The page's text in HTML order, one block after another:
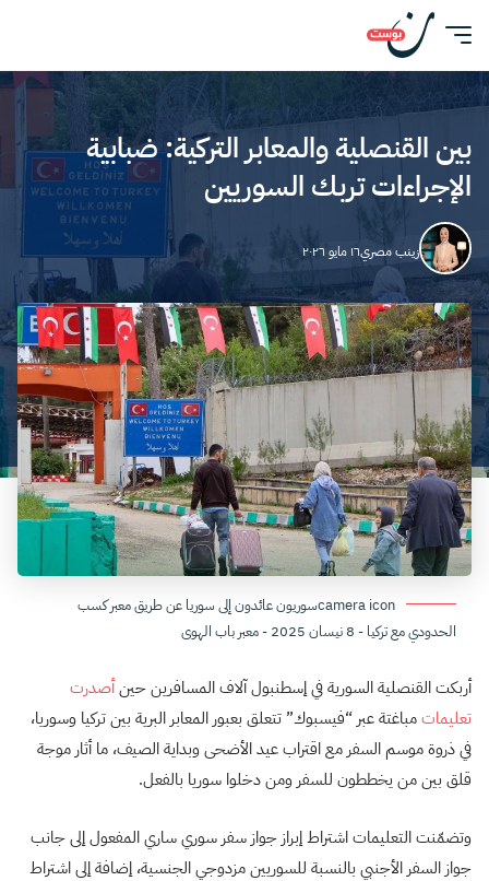
بين القنصلية والمعابر التركية: ضبابية
الإجراءات تربك السوريين
زينب مصري١٦ مايو ٢٠٢٦
camera iconسوريون عائدون إلى سوريا عن طريق معبر كسب
الحدودي مع تركيا - 8 نيسان 2025 - معبر باب الهوى
أربكت القنصلية السورية في إسطنبول آلاف المسافرين حينأصدرت
تعليماتمباغتة عبر “فيسبوك” تتعلق بعبور المعابر البرية بين تركيا وسوريا،
في ذروة موسم السفر مع اقتراب عيد الأضحى وبداية الصيف، ما أثار موجة
قلق بين من يخططون للسفر ومن دخلوا سوريا بالفعل.
وتضمّنت التعليمات اشتراط إبراز جواز سفر سوري ساري المفعول إلى جانب
جواز السفر الأجنبي بالنسبة للسوريين مزدوجي الجنسية، إضافة إلى اشتراط